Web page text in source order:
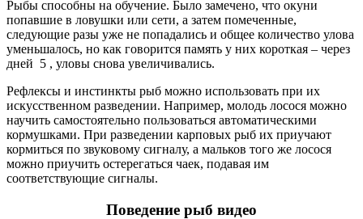
Рыбы способны на обучение. Было замечено, что окуни
попавшие в ловушки или сети, а затем помеченные,
следующие разы уже не попадались и общее количество улова
уменьшалось, но как говорится память у них короткая – через
дней 5 , уловы снова увеличивались.
Рефлексы и инстинкты рыб можно использовать при их
искусственном разведении. Например, молодь лосося можно
научить самостоятельно пользоваться автоматическими
кормушками. При разведении карповых рыб их приучают
кормиться по звуковому сигналу, а мальков того же лосося
можно приучить остерегаться чаек, подавая им
соответствующие сигналы.
Поведение рыб видео